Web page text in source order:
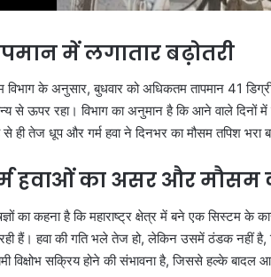
में लगातार बढ़ोतरी
विभाग के अनुसार, बुधवार को अधिकतम तापमान 41
से ऊपर रहा। विभाग का अनुमान है कि आने वाले
ही तेज धूप और गर्म हवा ने दिनभर का मौसम तपिश भरा
हवाओं का असर और मौसम
का कहना है कि महाराष्ट्र क्षेत्र में बने एक सिस्टम के
हैं। हवा की गति भले तेज हो, लेकिन उसमें ठंडक नहीं
विक्षोभ सक्रिय होने की संभावना है, जिससे हल्के